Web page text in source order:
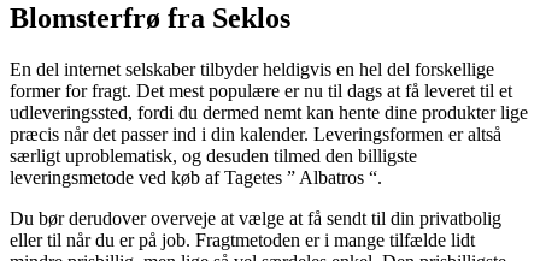
Blomsterfrø fra Seklos
En del internet selskaber tilbyder heldigvis en hel del forskellige
former for fragt. Det mest populære er nu til dags at få leveret til et
udleveringssted, fordi du dermed nemt kan hente dine produkter lige
præcis når det passer ind i din kalender. Leveringsformen er altså
særligt uproblematisk, og desuden tilmed den billigste
leveringsmetode ved køb af Tagetes ” Albatros “.
Du bør derudover overveje at vælge at få sendt til din privatbolig
eller til når du er på job. Fragtmetoden er i mange tilfælde lidt